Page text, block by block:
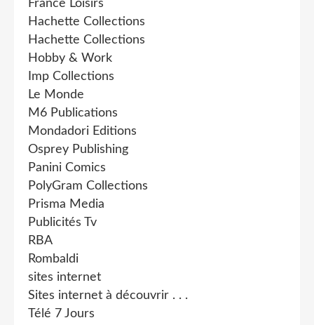
France Loisirs
Hachette Collections
Hachette Collections
Hobby & Work
Imp Collections
Le Monde
M6 Publications
Mondadori Editions
Osprey Publishing
Panini Comics
PolyGram Collections
Prisma Media
Publicités Tv
RBA
Rombaldi
sites internet
Sites internet à découvrir . . .
Télé 7 Jours